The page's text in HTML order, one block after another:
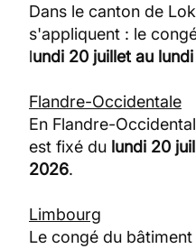
Dans le canton de
s'appliquent : le
lundi 20 juillet au
Flandre-Occidentale
En Flandre-
est fixé du lundi 20
2026.
Limbourg
Le congé du